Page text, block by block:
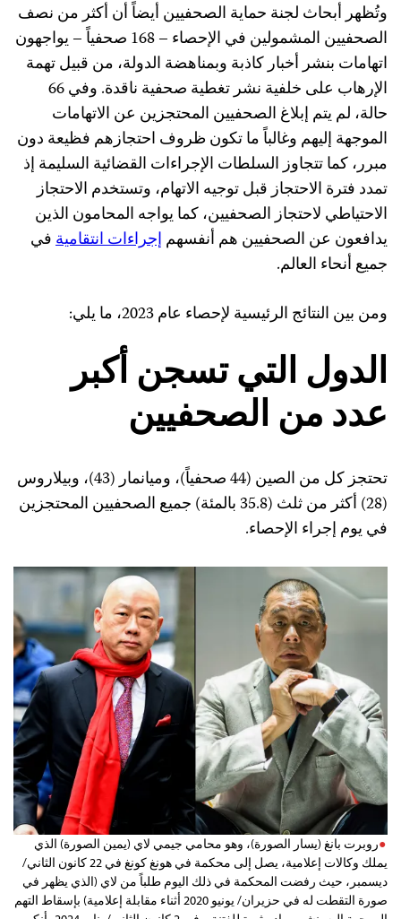
وتُظهر أبحاث لجنة حماية الصحفيين أيضاً أن أكثر من نصف
الصحفيين المشمولين في الإحصاء – 168 صحفياً – يواجهون
اتهامات بنشر أخبار كاذبة وبمناهضة الدولة، من قبيل تهمة
الإرهاب على خلفية نشر تغطية صحفية ناقدة. وفي 66
حالة، لم يتم إبلاغ الصحفيين المحتجزين عن الاتهامات
الموجهة إليهم وغالباً ما تكون ظروف احتجازهم فظيعة دون
مبرر، كما تتجاوز السلطات الإجراءات القضائية السليمة إذ
تمدد فترة الاحتجاز قبل توجيه الاتهام، وتستخدم الاحتجاز
الاحتياطي لاحتجاز الصحفيين، كما يواجه المحامون الذين
يدافعون عن الصحفيين هم أنفسهم إجراءات انتقاميةفي
جميع أنحاء العالم.
ومن بين النتائج الرئيسية لإحصاء عام 2023، ما يلي:
الدول التي تسجن أكبر
عدد من الصحفيين
تحتجز كل من الصين (44 صحفياً)، وميانمار (43)، وبيلاروس
(28) أكثر من ثلث (35.8 بالمئة) جميع الصحفيين المحتجزين
في يوم إجراء الإحصاء.
روبرت بانغ (يسار الصورة)، وهو محامي جيمي لاي (يمين الصورة) الذي
يملك وكالات إعلامية، يصل إلى محكمة في هونغ كونغ في 22 كانون الثاني/
ديسمبر، حيث رفضت المحكمة في ذلك اليوم طلباً من لاي (الذي يظهر في
صورة التقطت له في حزيران/ يونيو 2020 أثناء مقابلة إعلامية) بإسقاط التهم